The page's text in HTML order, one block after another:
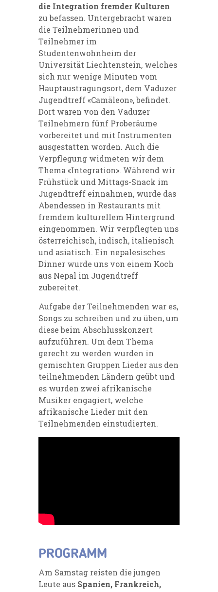
die Integration fremder Kulturen
zu befassen. Untergebracht waren
die Teilnehmerinnen und
Teilnehmer im
Studentenwohnheim der
Universität Liechtenstein, welches
sich nur wenige Minuten vom
Hauptaustragungsort, dem Vaduzer
Jugendtreff «Camäleon», befindet.
Dort waren von den Vaduzer
Teilnehmern fünf Proberäume
vorbereitet und mit Instrumenten
ausgestatten worden. Auch die
Verpflegung widmeten wir dem
Thema «Integration». Während wir
Frühstück und Mittags-Snack im
Jugendtreff einnahmen, wurde das
Abendessen in Restaurants mit
fremdem kulturellem Hintergrund
eingenommen. Wir verpflegten uns
österreichisch, indisch, italienisch
und asiatisch. Ein nepalesisches
Dinner wurde uns von einem Koch
aus Nepal im Jugendtreff
zubereitet.
Aufgabe der Teilnehmenden war es,
Songs zu schreiben und zu üben, um
diese beim Abschlusskonzert
aufzuführen. Um dem Thema
gerecht zu werden wurden in
gemischten Gruppen Lieder aus den
teilnehmenden Ländern geübt und
es wurden zwei afrikanische
Musiker engagiert, welche
afrikanische Lieder mit den
Teilnehmenden einstudierten.
PROGRAMM
Am Samstag reisten die jungen
Leute aus Spanien, Frankreich,